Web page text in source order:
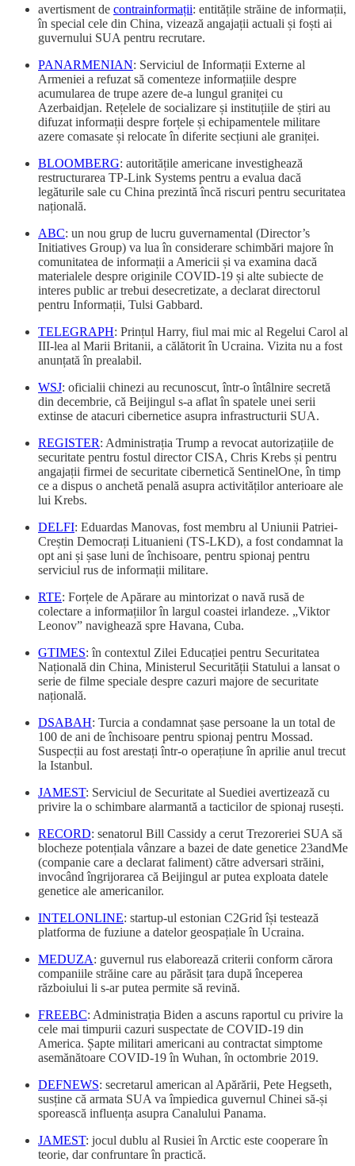
avertisment de contrainformații: entitățile străine de informații,
în special cele din China, vizează angajații actuali și foști ai
guvernului SUA pentru recrutare.
PANARMENIAN: Serviciul de Informații Externe al
Armeniei a refuzat să comenteze informațiile despre
acumularea de trupe azere de-a lungul graniței cu
Azerbaidjan. Rețelele de socializare și instituțiile de știri au
difuzat informații despre forțele și echipamentele militare
azere comasate și relocate în diferite secțiuni ale graniței.
BLOOMBERG: autoritățile americane investighează
restructurarea TP-Link Systems pentru a evalua dacă
legăturile sale cu China prezintă încă riscuri pentru securitatea
națională.
ABC: un nou grup de lucru guvernamental (Director’s
Initiatives Group) va lua în considerare schimbări majore în
comunitatea de informații a Americii și va examina dacă
materialele despre originile COVID-19 și alte subiecte de
interes public ar trebui desecretizate, a declarat directorul
pentru Informații, Tulsi Gabbard.
TELEGRAPH: Prințul Harry, fiul mai mic al Regelui Carol al
III-lea al Marii Britanii, a călătorit în Ucraina. Vizita nu a fost
anunțată în prealabil.
WSJ: oficialii chinezi au recunoscut, într-o întâlnire secretă
din decembrie, că Beijingul s-a aflat în spatele unei serii
extinse de atacuri cibernetice asupra infrastructurii SUA.
REGISTER: Administrația Trump a revocat autorizațiile de
securitate pentru fostul director CISA, Chris Krebs și pentru
angajații firmei de securitate cibernetică SentinelOne, în timp
ce a dispus o anchetă penală asupra activităților anterioare ale
lui Krebs.
DELFI: Eduardas Manovas, fost membru al Uniunii Patriei-
Creștin Democrați Lituanieni (TS-LKD), a fost condamnat la
opt ani și șase luni de închisoare, pentru spionaj pentru
serviciul rus de informații militare.
RTE: Forțele de Apărare au mintorizat o navă rusă de
colectare a informațiilor în largul coastei irlandeze. „Viktor
Leonov” navighează spre Havana, Cuba.
GTIMES: în contextul Zilei Educației pentru Securitatea
Națională din China, Ministerul Securității Statului a lansat o
serie de filme speciale despre cazuri majore de securitate
națională.
DSABAH: Turcia a condamnat șase persoane la un total de
100 de ani de închisoare pentru spionaj pentru Mossad.
Suspecții au fost arestați într-o operațiune în aprilie anul trecut
la Istanbul.
JAMEST: Serviciul de Securitate al Suediei avertizează cu
privire la o schimbare alarmantă a tacticilor de spionaj rusești.
RECORD: senatorul Bill Cassidy a cerut Trezoreriei SUA să
blocheze potențiala vânzare a bazei de date genetice 23andMe
(companie care a declarat faliment) către adversari străini,
invocând îngrijorarea că Beijingul ar putea exploata datele
genetice ale americanilor.
INTELONLINE: startup-ul estonian C2Grid își testează
platforma de fuziune a datelor geospațiale în Ucraina.
MEDUZA: guvernul rus elaborează criterii conform cărora
companiile străine care au părăsit țara după începerea
războiului li s-ar putea permite să revină.
FREEBC: Administrația Biden a ascuns raportul cu privire la
cele mai timpurii cazuri suspectate de COVID-19 din
America. Șapte militari americani au contractat simptome
asemănătoare COVID-19 în Wuhan, în octombrie 2019.
DEFNEWS: secretarul american al Apărării, Pete Hegseth,
susține că armata SUA va împiedica guvernul Chinei să-și
sporească influența asupra Canalului Panama.
JAMEST: jocul dublu al Rusiei în Arctic este cooperare în
teorie, dar confruntare în practică.